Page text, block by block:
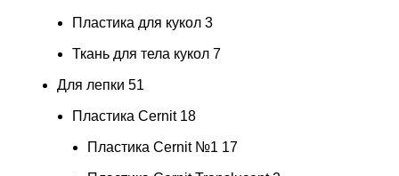
Пластика для кукол 3
Ткань для тела кукол 7
Для лепки 51
Пластика Cernit 18
Пластика Cernit №1 17